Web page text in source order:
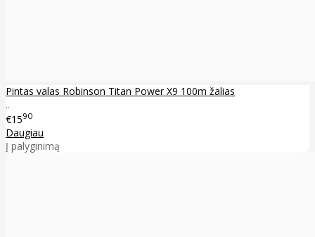
Pintas valas Robinson Titan Power X9 100m žalias
..
€1590
Daugiau
Į palyginimą